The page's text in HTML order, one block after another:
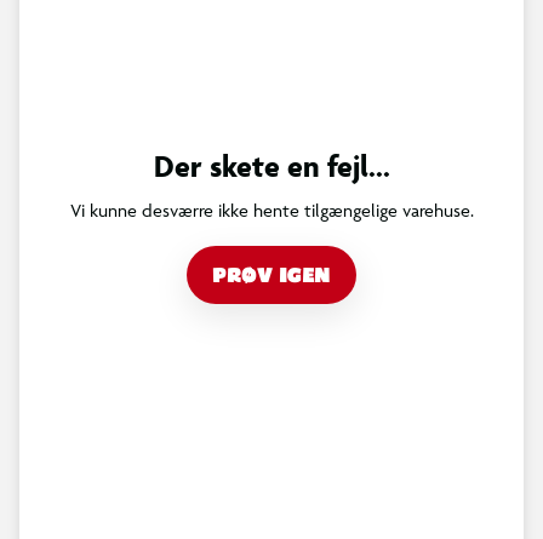
Der skete en fejl...
Vi kunne desværre ikke hente tilgængelige varehuse.
PRØV IGEN